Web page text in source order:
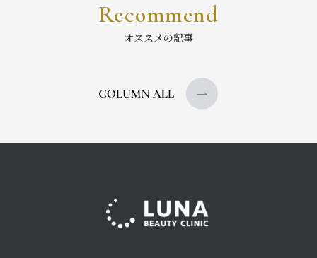
Recommend
オススメの記事